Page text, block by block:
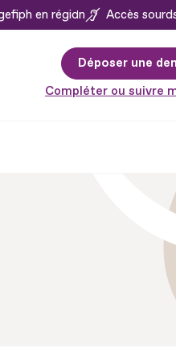
en région Accès
Déposer une
Compléter ou suivre